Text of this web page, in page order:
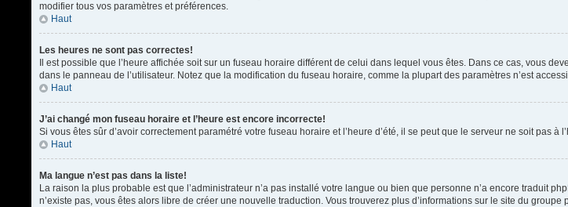
modifier tous vos paramètres et préférences.
Haut
Les heures ne sont pas correctes!
Il est possible que l’heure affichée soit sur un fuseau horaire différent de celui dans lequel vous êtes. Dans ce cas, vous
dans le panneau de l’utilisateur. Notez que la modification du fuseau horaire, comme la plupart des paramètres n’est
Haut
J’ai changé mon fuseau horaire et l’heure est encore incorrecte!
Si vous êtes sûr d’avoir correctement paramétré votre fuseau horaire et l’heure d’été, il se peut que le serveur ne soit pas à
Haut
Ma langue n’est pas dans la liste!
La raison la plus probable est que l’administrateur n’a pas installé votre langue ou bien que personne n’a encore traduit
n’existe pas, vous êtes alors libre de créer une nouvelle traduction. Vous trouverez plus d’informations sur le site du